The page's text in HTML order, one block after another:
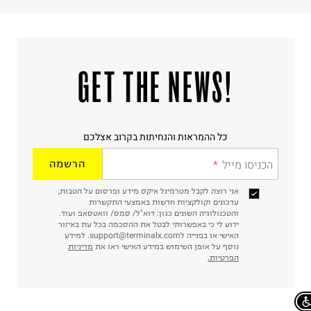
!GET THE NEWS
כל ההמראות והנחיתות בקרוב אצלכם
הכניסו מייל הרשמה
אני רוצה לקבל מטרמינל איקס מידע ופרסום על הטבות,
עדכונים וקולקציות חדשות באמצעי התקשרות
והטכנולוגיה השונים כגון: דוא"ל/ סמס/ וואטסאפ ועוד.
ידוע לי כי באפשרותי לבטל את ההסכמה בכל עת באיזור
האישי או בפנייה לsupport@terminalx.com. למידע
נוסף על אופן השימוש במידע האישי ראו את מדיניות
הפרטיות.